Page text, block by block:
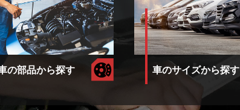
の部品から探す 車のサイズから探す